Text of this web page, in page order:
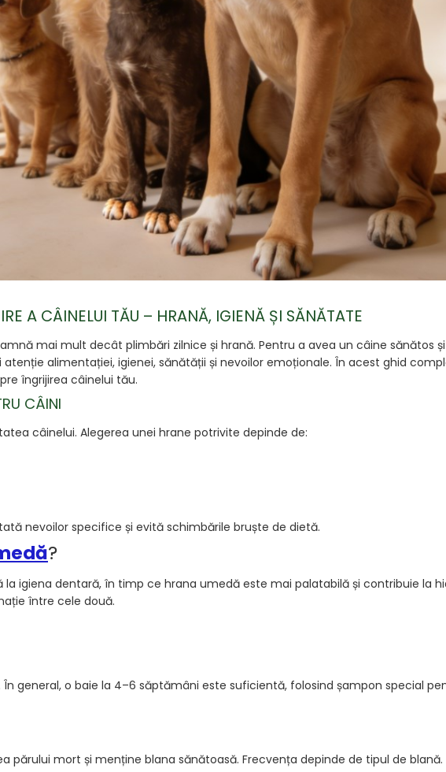
A CÂINELUI TĂU – HRANĂ, IGIENĂ ȘI SĂNĂTATE
mai mult decât plimbări zilnice și hrană. Pentru a avea un câine sănătos și
alimentației, igienei, sănătății și nevoilor emoționale. În acest ghid
îngrijirea câinelui tău.
CÂINI
câinelui. Alegerea unei hrane potrivite depinde de:
nevoilor specifice și evită schimbările bruște de dietă.
?
igiena dentară, în timp ce hrana umedă este mai palatabilă și contribuie la
între cele două.
general, o baie la 4–6 săptămâni este suficientă, folosind șampon special
părului mort și menține blana sănătoasă. Frecvența depinde de tipul de blană.